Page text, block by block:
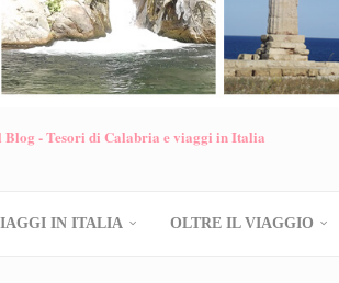
- Tesori di Calabria e viaggi in Italia
IN ITALIA OLTRE IL VIAGGIO